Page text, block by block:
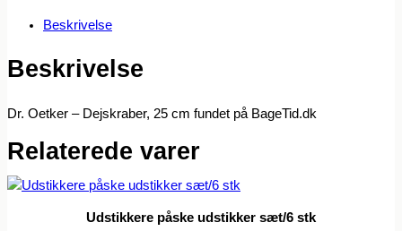
Beskrivelse
Beskrivelse
Dr. Oetker – Dejskraber, 25 cm fundet på BageTid.dk
Relaterede varer
Udstikkere påske udstikker sæt/6 stk